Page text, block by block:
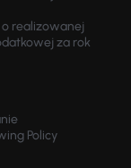
realizowanej
za rok
Policy